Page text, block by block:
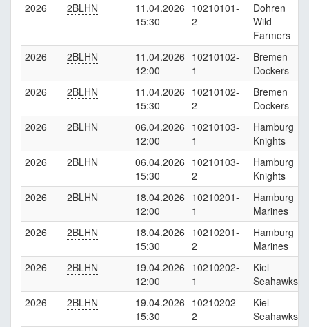
2026 2BLHN
11.04.2026
15:30
10210101-
2
Dohren
Wild
Farmers
2026 2BLHN
11.04.2026
12:00
10210102-
1
Bremen
Dockers
2026
2BLHN
11.04.2026
15:30
10210102-
2
Bremen
Dockers
2026
2BLHN
06.04.2026
12:00
10210103-
1
Hamburg
Knights
2026
2BLHN
06.04.2026
15:30
10210103-
2
Hamburg
Knights
2026
2BLHN
18.04.2026
12:00
10210201-
1
Hamburg
Marines
2026
2BLHN
18.04.2026
15:30
10210201-
2
Hamburg
Marines
2026
2BLHN
19.04.2026
12:00
10210202-
1
Kiel
Seahawks
2026
2BLHN
19.04.2026
15:30
10210202-
2
Kiel
Seahawks